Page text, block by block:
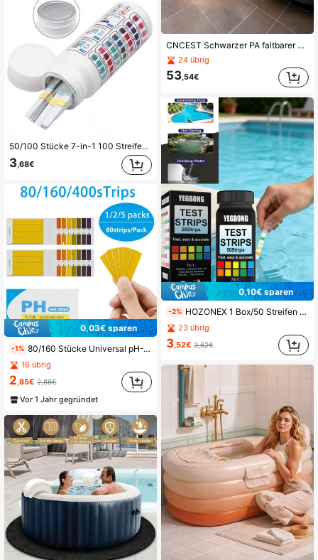
50/100 Stücke 7-in-1 100 Streifen Wasserqualitäts-Teststreifen, Multifunktions-Schwimmbad- und Spa-Teststreifen, -Teststreifen, zur genauen Messung von pH-Wert, Härte, Gesamtchlor, Gesamtalkalität, Cyanursäure und Brom, praktisch zur Überwachung der Poolwasserqualität, geeignet für Gartenpools, Whirlpools und Spas.
3,68€
0,03€ sparen
-1% 80/160 Stücke Universal pH-Teststreifen - Millin Papier-basierte pH-Seifenherstellung Teststreifen - geeignet für Wasser, Wein und Boden
16 übrig
2 ,85€ 2,88€
Vor 1 Jahr gegründet
CNCEST Schwarzer PA faltbarer Badewanne-Deckel-Rollen-Abdeckheber CL-003 Spa-Abdeckrolle 35 kg Tragfähigkeit für Badezimmer, Schönheitssalons
24 übrig
53,54€
0,10€ sparen
-2% HOZONEX 1 Box/50 Streifen Pool pH-Teststreifen, präzise Erkennung von Wasserqualitätsanomalien, einfache Bedienung, geeignet für Poolmanager und Hauspoolbesitzer, bietet eine Komplettlösung für die Wasserqualitätsprüfung
23 übrig
3 ,52€ 3,62€